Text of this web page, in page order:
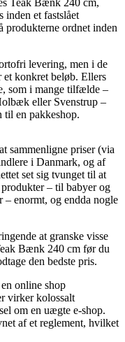
inden et fastslået
produkterne ordnet inden
levering, men i de
konkret beløb. Ellers
som i mange tilfælde –
eller Svenstrup –
en pakkeshop.
sammenligne priser (via
i Danmark, og af
set sig tvunget til at
– til babyer og
– enormt, og endda nogle
at granske visse
Bænk 240 cm før du
den bedste pris.
online shop
virker kolossalt
om en uægte e-shop.
af et reglement, hvilket